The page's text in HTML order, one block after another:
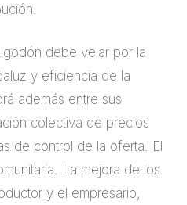
debe velar por la
y eficiencia de la
además entre sus
colectiva de precios
de control de la oferta. El
La mejora de los
y el empresario,